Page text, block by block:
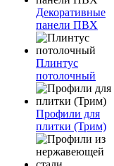
Декоративные
панели ПВХ
Плинтус
потолочный
Профили для
плитки (Трим)